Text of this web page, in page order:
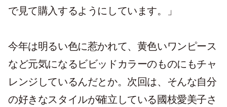
で見て購入するようにしています。」
今年は明るい色に惹かれて、黄色いワンピース
など元気になるビビッドカラーのものにもチャ
レンジしているんだとか。次回は、そんな自分
の好きなスタイルが確立している國枝愛美子さ